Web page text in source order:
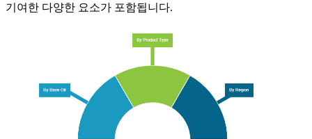
기여한 다양한 요소가 포함됩니다.